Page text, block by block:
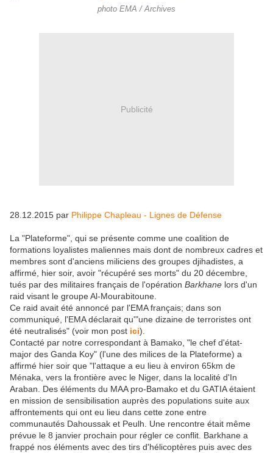
photo EMA / Archives
Publicité
28.12.2015 par Philippe Chapleau - Lignes de Défense
La "Plateforme", qui se présente comme une coalition de
formations loyalistes maliennes mais dont de nombreux cadres et
membres sont d'anciens miliciens des groupes djihadistes, a
affirmé, hier soir, avoir "récupéré ses morts" du 20 décembre,
tués par des militaires français de l'opération Barkhane lors d'un
raid visant le groupe Al-Mourabitoune.
Ce raid avait été annoncé par l'EMA français; dans son
communiqué, l'EMA déclarait qu'"une dizaine de terroristes ont
été neutralisés" (voir mon post ici).
Contacté par notre correspondant à Bamako, "le chef d'état-
major des Ganda Koy" (l'une des milices de la Plateforme) a
affirmé hier soir que "l'attaque a eu lieu à environ 65km de
Ménaka, vers la frontière avec le Niger, dans la localité d'In
Araban. Des éléments du MAA pro-Bamako et du GATIA étaient
en mission de sensibilisation auprès des populations suite aux
affrontements qui ont eu lieu dans cette zone entre
communautés Dahoussak et Peulh. Une rencontre était même
prévue le 8 janvier prochain pour régler ce conflit. Barkhane a
frappé nos éléments avec des tirs d'hélicoptères puis avec des